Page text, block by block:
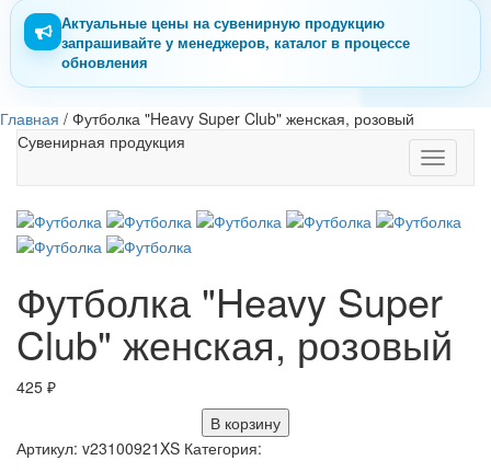
Актуальные цены на сувенирную продукцию
запрашивайте у менеджеров, каталог в процессе
обновления
Главная / Футболка "Heavy Super Club" женская, розовый
Toggle
Сувенирная продукция
Футболка "Heavy Super
Club" женская, розовый
425 ₽
В корзину
Артикул: v23100921XS Категория: